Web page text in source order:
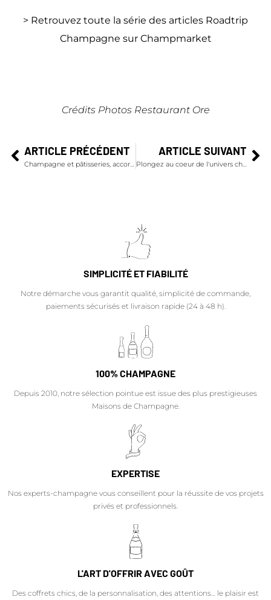
> Retrouvez toute la série des articles Roadtrip
Champagne sur Champmarket
Crédits Photos Restaurant Ore
ARTICLE PRÉCÉDENT
Champagne et pâtisseries, accords gourmands pour la Saint-Valentin
ARTICLE SUIVANT
Plongez au coeur de l'univers champagnes Palmer & Co
SIMPLICITÉ ET FIABILITÉ
Notre démarche vous garantit qualité, simplicité de commande,
paiements sécurisés et livraison rapide (24 à 48 h).
100% CHAMPAGNE
Depuis 2010, notre sélection pointue est issue des plus prestigieuses
Maisons de Champagne.
EXPERTISE
Nos experts-champagne vous conseillent pour la réussite de vos projets
privés et professionnels.
L'ART D'OFFRIR AVEC GOÛT
Des coffrets chics, de la personnalisation, des attentions… le plaisir est